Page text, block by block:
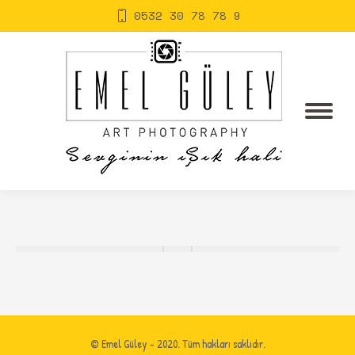
0532 30 78 78 9
© Emel Güley - 2020. Tüm hakları saklıdır.